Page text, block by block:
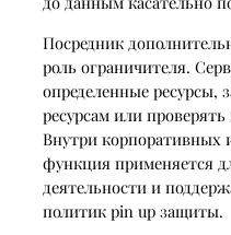
Посредник
роль ограничителя.
определенные ресурсы,
ресурсам или
Внутри корпоративных
функция применяется
деятельности и
политик pin up защиты.